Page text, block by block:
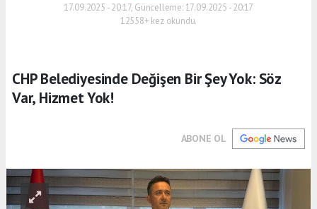
17.09.2025 - 20:17, Güncelleme: 17.09.2025 - 20:17
12558+ kez okundu.
CHP Belediyesinde Değişen Bir Şey Yok: Söz
Var, Hizmet Yok!
ABONE OL